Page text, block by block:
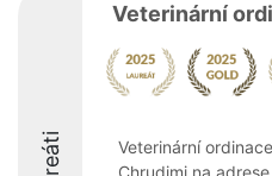
Veterinární
Veterinární
Chrudimi na